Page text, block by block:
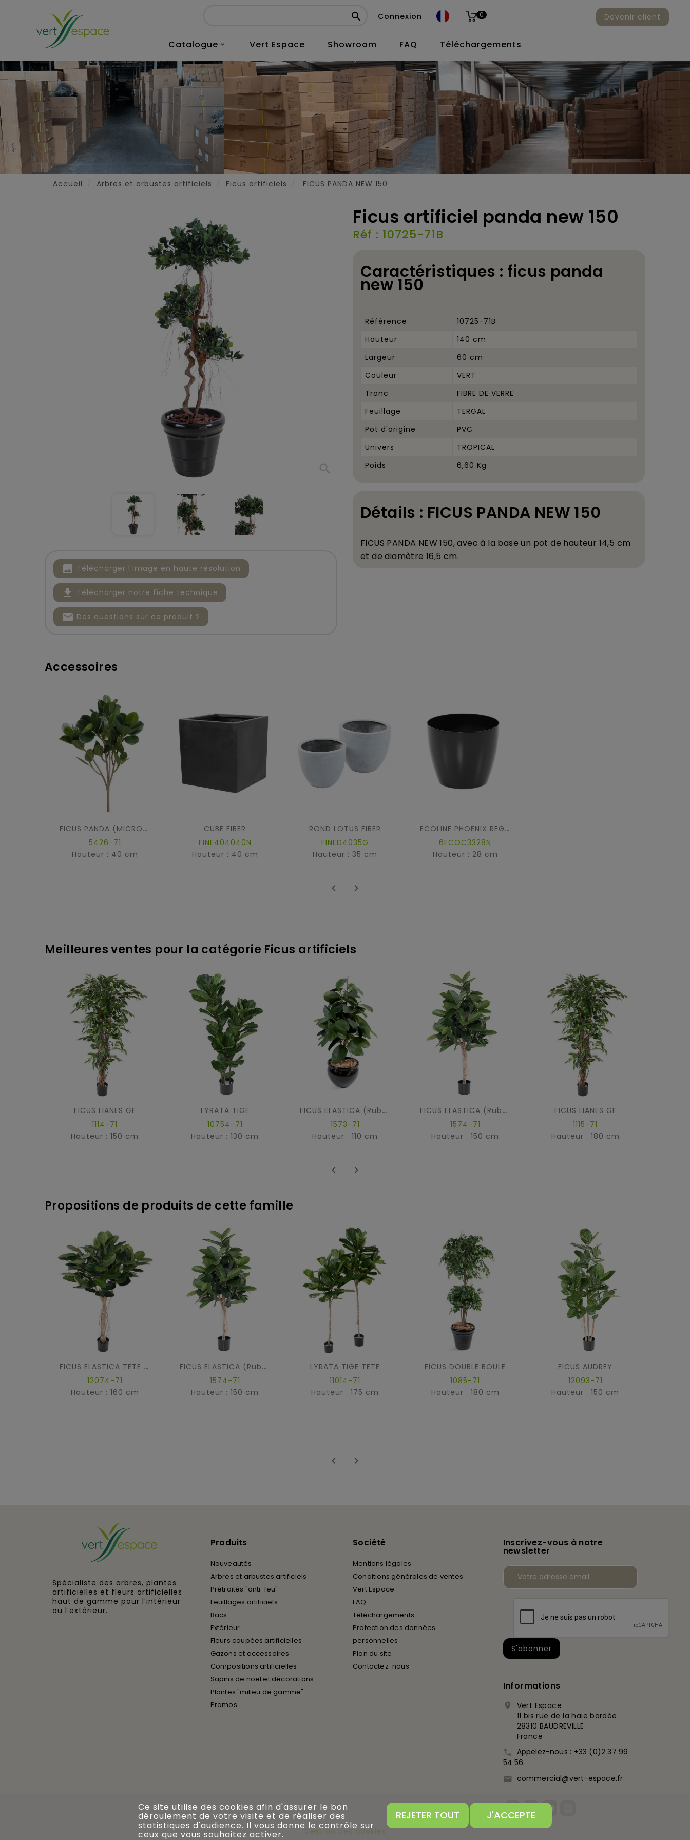
 Connexion 0

Catalogue Vert Espace Showroom FAQ Téléchargements
Devenir client
Accueil Arbres et arbustes artificiels Ficus artificiels FICUS PANDA NEW 150
search
image Télécharger l'image en haute résolution
file_download Télécharger notre fiche technique
mail Des questions sur ce produit ?
Ficus artificiel panda new 150
Réf : 10725-71B
Caractéristiques : ficus panda
new 150
Référence
10725-71B
Hauteur
140 cm
Largeur
60 cm
Couleur
VERT
Tronc
FIBRE DE VERRE
Feuillage
TERGAL
Pot d'origine
PVC
Univers
TROPICAL
Poids
6,60 Kg
Détails : FICUS PANDA NEW 150
FICUS PANDA NEW 150, avecà la base un pot de hauteur 14,5 cm
et de diamètre 16,5 cm.
Accessoires
FICUS PANDA (MICROCARPA) SPRAY NEW
5426-71
Hauteur : 40 cm
CUBE FIBER
FINE404040N
Hauteur : 40 cm
ROND LOTUS FIBER
FINED4035G
Hauteur : 35 cm
ECOLINE PHOENIX REGULAR BAQ
6ECOC3328N
Hauteur : 28 cm
 
Meilleures ventes pour la catégorie Ficus artificiels
FICUS LIANES GF
1114-71
Hauteur : 150 cm
LYRATA TIGE
10754-71
Hauteur : 130 cm
FICUS ELASTICA (Rubber plant tree)
1573-71
Hauteur : 110 cm
FICUS ELASTICA (Rubber plant tree)
1574-71
Hauteur : 150 cm
FICUS LIANES GF
1115-71
Hauteur : 180 cm
 
Propositions de produits de cette famille
FICUS ELASTICA TETE (Rubber Plant Tree)
12074-71
Hauteur : 160 cm
FICUS ELASTICA (Rubber Plant Tree)
1574-71
Hauteur : 150 cm
LYRATA TIGE TETE
11014-71
Hauteur : 175 cm
FICUS DOUBLE BOULE
1085-71
Hauteur : 180 cm
FICUS AUDREY
12093-71
Hauteur : 150 cm
 
Spécialiste des arbres, plantes
artificielles et fleurs artificielles
haut de gamme pour l’intérieur
ou l’extérieur.
Produits
Nouveautés
Arbres et arbustes artificiels
Prétraités "anti-feu"
Feuillages artificiels
Bacs
Extérieur
Fleurs coupées artificielles
Gazons et accessoires
Compositions artificielles
Sapins de noël et décorations
Plantes "milieu de gamme"
Promos
Société
Mentions légales
Conditions générales de ventes
Vert Espace
FAQ
Téléchargements
Protection des données
personnelles
Plan du site
Contactez-nous
Inscrivez-vous à notre
newsletter
Informations

Vert Espace
11 bis rue de la haie bardée
28310 BAUDREVILLE
France
 Appelez-nous : +33 (0)2 37 99
54 56
 commercial@vert-espace.fr
Gestion des cookies
Ce site utilise des cookies afin d'assurer le bon
déroulement de votre visite et de réaliser des
statistiques d'audience. Il vous donne le contrôle sur
ceux que vous souhaitez activer.
REJETER TOUT J'ACCEPTE